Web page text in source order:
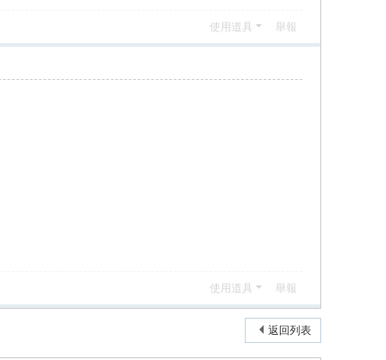
使用道具 舉報
使用道具 舉報
返回列表